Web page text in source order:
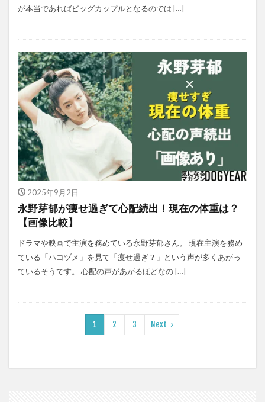
が本当であればビッグカップルとなるのでは […]
2025年9月2日
永野芽郁が痩せ過ぎて心配続出！現在の体重は？
【画像比較】
ドラマや映画で主演を務めている永野芽郁さん。 現在主演を務め
ている「ハコヅメ」を見て「痩せ過ぎ？」という声が多くあがっ
ているそうです。 心配の声があがるほどなの […]
1 2 3 Next